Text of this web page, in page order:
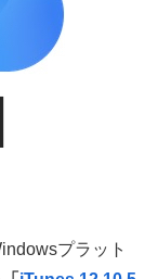
プラット